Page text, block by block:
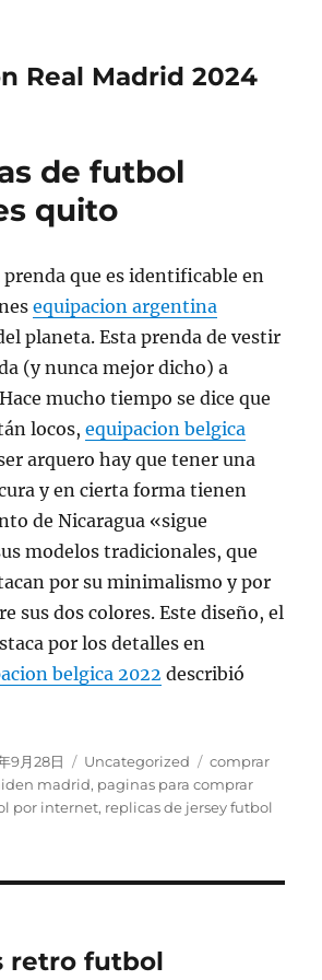
Real Madrid 2024
de futbol
quito
prenda que es identificable en
equipacion argentina
planeta. Esta prenda de vestir
(y nunca mejor dicho) a
mucho tiempo se dice que
locos,equipacion belgica
arquero hay que tener una
y en cierta forma tienen
de Nicaragua «sigue
modelos tradicionales, que
por su minimalismo y por
sus dos colores. Este diseño, el
por los detalles en
belgica 2022 describió
9月28日 Categorías
Uncategorized Etiquetas
comprar
madrid, paginas para comprar
por internet, replicas de jersey futbol
retro futbol